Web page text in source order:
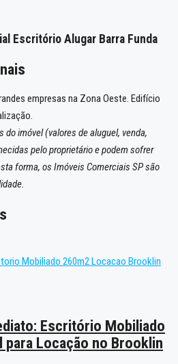
Escritório Alugar Barra Funda
empresas na Zona Oeste. Edifício
do imóvel (valores de aluguel, venda,
pelo proprietário e podem sofrer
forma, os Imóveis Comerciais SP são
Escritório Mobiliado
para Locação no Brooklin